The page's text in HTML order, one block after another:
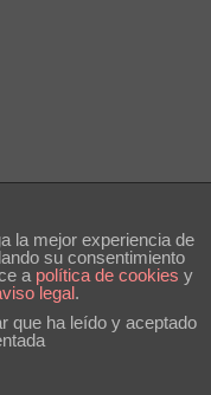
la mejor experiencia de
su consentimiento
a polí­tica de cookies y
legal.
que ha leído y aceptado